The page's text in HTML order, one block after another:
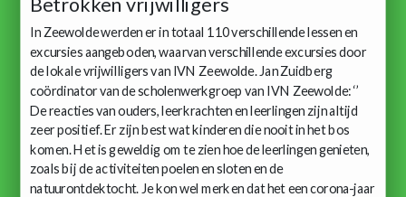
In Zeewolde werden er in totaal 110 verschillende lessen en
excursies aangeboden, waarvan verschillende excursies door
de lokale vrijwilligers van IVN Zeewolde. Jan Zuidberg
coördinator van de scholenwerkgroep van IVN Zeewolde: ‘’
De reacties van ouders, leerkrachten en leerlingen zijn altijd
zeer positief. Er zijn best wat kinderen die nooit in het bos
komen. Het is geweldig om te zien hoe de leerlingen genieten,
zoals bij de activiteiten poelen en sloten en de
natuurontdektocht. Je kon wel merken dat het een corona-jaar